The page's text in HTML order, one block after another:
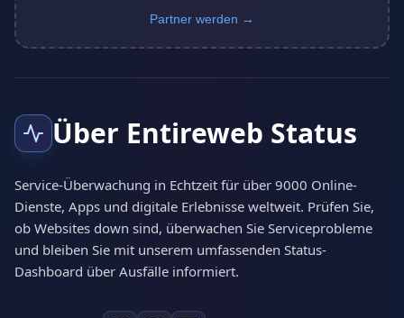
Partner werden →
Über Entireweb Status
Service-Überwachung in Echtzeit für über 9000 Online-
Dienste, Apps und digitale Erlebnisse weltweit. Prüfen Sie,
ob Websites down sind, überwachen Sie Serviceprobleme
und bleiben Sie mit unserem umfassenden Status-
Dashboard über Ausfälle informiert.